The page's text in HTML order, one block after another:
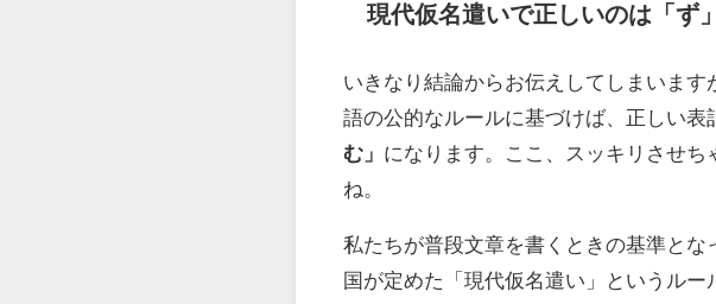
現代仮名遣いで正しいのは「ず」
いきなり結論からお伝えしてしまいます
語の公的なルールに基づけば、正しい表
む」 になります。ここ、スッキリさせち
ね。
私たちが普段文章を書くときの基準とな
国が定めた「現代仮名遣い」というルー